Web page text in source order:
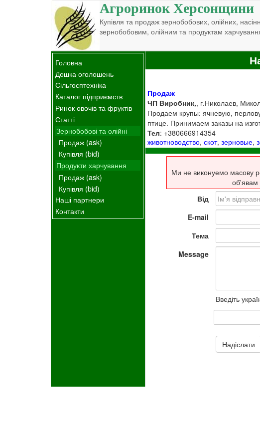
Агроринок Херсонщини
Купівля та продаж зернобобових, олійних,
зернобобовим, олійним та продуктам
Головна
Дошка оголошень
Сільгосптехніка
Каталог підприємств
Ринок овочів та фруктів
Статті
Зернобобові та олійні
Продаж (ask)
Купівля (bid)
Продукти харчування
Продаж (ask)
Купівля (bid)
Наші партнери
Контакти
Продаж
ЧП Виробник,, г.Николаев,
Продаем крупы: ячневую,
птице. Принимаем заказы на
Тел: +380666914354
животноводство,скот,зерновые,
Ми не виконуемо масову
об'явам
Від
E-mail
Тема
Message
Введіть
Надіслати